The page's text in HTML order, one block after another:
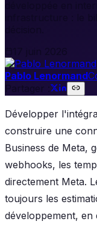
infrastructure : le
Pablo Lenormand
Partager :
Développer
construire une
Business de Meta,
webhooks, les
directement Meta.
toujours les
développement, en